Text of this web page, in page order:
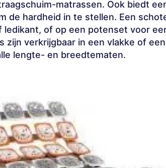
matrassen. Ook biedt
de hardheid in te stellen. Een
ledikant, of op een potenset voor
zijn verkrijgbaar in een vlakke of
lengte- en breedtematen.